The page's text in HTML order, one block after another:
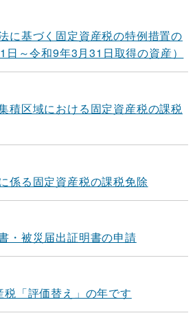
に基づく固定資産税の特例措置の
～令和9年3月31日取得の資産）
積区域における固定資産税の課税
係る固定資産税の課税免除
・被災届出証明書の申請
「評価替え」の年です